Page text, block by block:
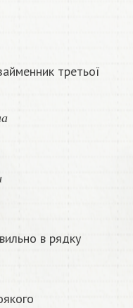
третьої
а
в рядку